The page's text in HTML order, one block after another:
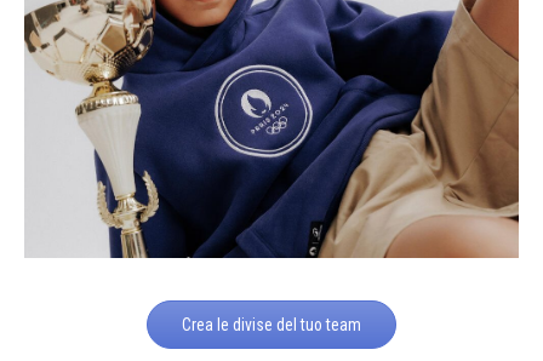
Crea le divise del tuo team